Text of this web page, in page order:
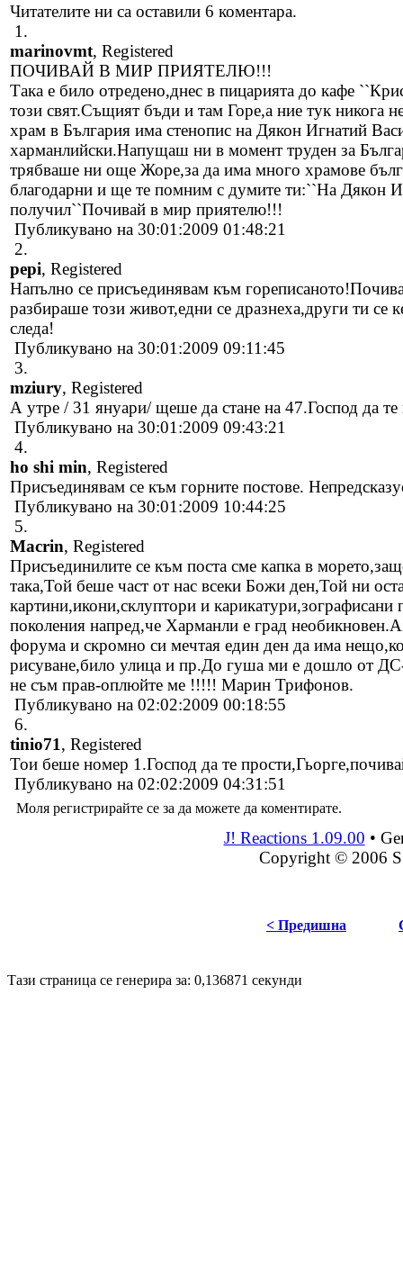
Читателите ни са оставили 6 коментара.
1.
marinovmt, Registered
ПОЧИВАЙ В МИР ПРИЯТЕЛЮ!!!
Така е било отредено,днес в пицарията до кафе
този свят.Същият бъди и там Горе,а ние тук никога
храм в България има стенопис на Дякон Игнатий
харманлийски.Напущаш ни в момент труден за
трябваше ни още Жоре,за да има много храмове
благодарни и ще те помним с думите ти:``На Дякон
получил``Почивай в мир приятелю!!!
Публикувано на 30:01:2009 01:48:21
2.
pepi, Registered
Напълно се присъединявам към
разбираше този живот,едни се дразнеха,други ти се
следа!
Публикувано на 30:01:2009 09:11:45
3.
mziury, Registered
А утре / 31 януари/ щеше да стане на 47.Господ да
Публикувано на 30:01:2009 09:43:21
4.
ho shi min, Registered
Присъединявам се към горните постове.
Публикувано на 30:01:2009 10:44:25
5.
Macrin, Registered
Присъединилите се към поста сме капка в
така,Той беше част от нас всеки Божи ден,Той ни
картини,икони,склуптори и
поколения напред,че Харманли е град
форума и скромно си мечтая един ден да има
рисуване,било улица и пр.До гуша ми е дошло от
не съм прав-оплюйте ме !!!!! Марин Трифонов.
Публикувано на 02:02:2009 00:18:55
6.
tinio71, Registered
Тои беше номер 1.Господ да те
Публикувано на 02:02:2009 04:31:51
Моля регистрирайте се за да можете да коментирате.
J! Reactions 1.09.00 •
Copyright © 2006
< Предишна
Тази страница се генерира за: 0,136871 секунди